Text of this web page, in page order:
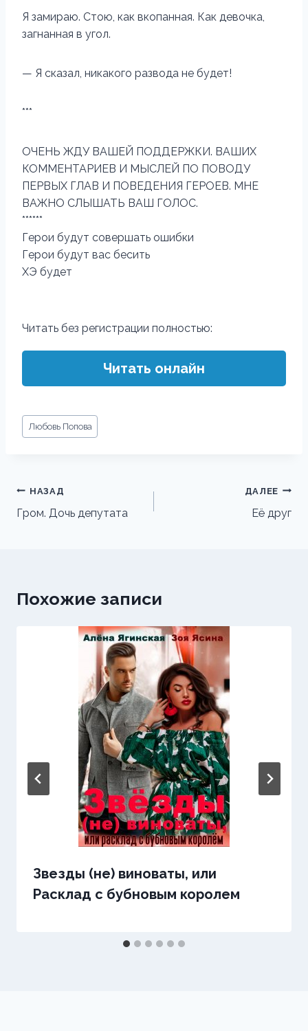
Я замираю. Стою, как вкопанная. Как девочка,
загнанная в угол.
— Я сказал, никакого развода не будет!
***
ОЧЕНЬ ЖДУ ВАШЕЙ ПОДДЕРЖКИ. ВАШИХ
КОММЕНТАРИЕВ И МЫСЛЕЙ ПО ПОВОДУ
ПЕРВЫХ ГЛАВ И ПОВЕДЕНИЯ ГЕРОЕВ. МНЕ
ВАЖНО СЛЫШАТЬ ВАШ ГОЛОС.
******
Герои будут совершать ошибки
Герои будут вас бесить
ХЭ будет
Читать без регистрации полностью:
Читать онлайн
Метки
записи:
Любовь Попова
Навигация
по
НАЗАД
Гром. Дочь депутата
ДАЛЕЕ
Её друг
Похожие записи
Звезды (не) виноваты, или
Расклад с бубновым королем